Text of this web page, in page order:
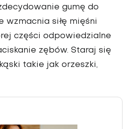
gumę do
wzmacnia siłę mięśni
części odpowiedzialne
zębów. Staraj się
takie jak orzeszki,